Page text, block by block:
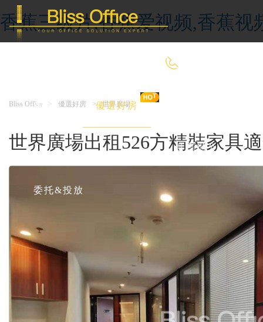
香蕉三级片,香蕉爱视频,香蕉视
首 頁 優選好房
共享辦公
委托&投放
Bliss Office > 優選好房 > 世界廣場
世界廣場出租526方精裝家具